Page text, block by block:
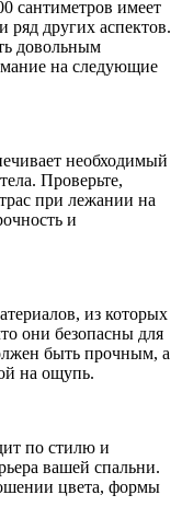
сантиметров имеет
ряд других аспектов.
довольным
на следующие
необходимый
Проверьте,
при лежании на
и
из которых
они безопасны для
быть прочным, а
на ощупь.
по стилю и
вашей спальни.
цвета, формы